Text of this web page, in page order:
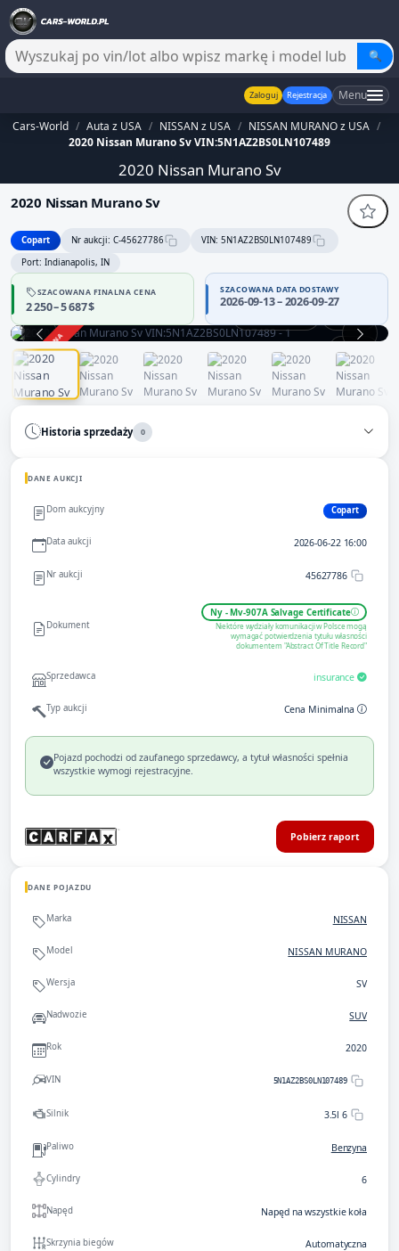
🔍
Zaloguj Rejestracja Menu
Cars-World / Auta z USA / NISSAN z USA / NISSAN MURANO z USA /
2020 Nissan Murano Sv VIN:5N1AZ2BS0LN107489
2020 Nissan Murano Sv
2020 Nissan Murano Sv
Copart Nr aukcji: C-45627786
VIN: 5N1AZ2BS0LN107489
Port: Indianapolis, IN
SZACOWANA FINALNA CENA
2 250 – 5 687 $
SZACOWANA DATA DOSTAWY
2026-09-13 – 2026-09-27
ZAKOŃCZONA
Historia sprzedaży 0
DANE AUKCJI
Dom aukcyjny Copart
Data aukcji 2026-06-22 16:00
Nr aukcji 45627786
Dokument
Ny - Mv-907A Salvage Certificate
Niektóre wydziały komunikacji w Polsce mogą
wymagać potwierdzenia tytułu własności
dokumentem "Abstract Of Title Record"
Sprzedawca insurance
Typ aukcji Cena Minimalna
Pojazd pochodzi od zaufanego sprzedawcy, a tytuł własności spełnia
wszystkie wymogi rejestracyjne.
Pobierz raport
DANE POJAZDU
Marka NISSAN
Model NISSAN MURANO
Wersja SV
Nadwozie SUV
Rok 2020
VIN 5N1AZ2BS0LN107489
Silnik 3.5l 6
Paliwo Benzyna
Cylindry 6
Napęd Napęd na wszystkie koła
Skrzynia biegów Automatyczna